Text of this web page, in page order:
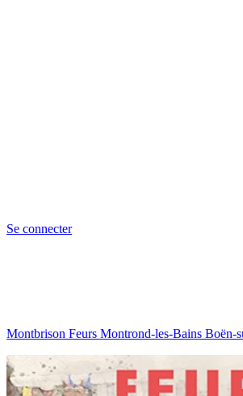
Se connecter
Montbrison Feurs Montrond-les-Bains Boën-